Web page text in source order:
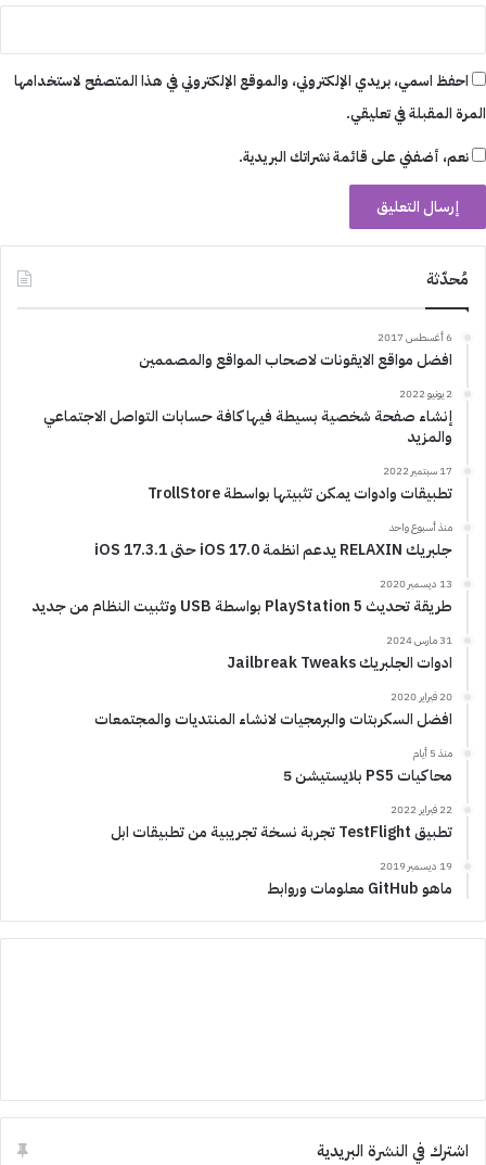
احفظ اسمي، بريدي الإلكتروني، والموقع الإلكتروني في هذا المتصفح لاستخدامها
المرة المقبلة في تعليقي.
نعم، أضفني على قائمة نشراتك البريدية.
مُحدّثة
6 أغسطس 2017
افضل مواقع الايقونات لاصحاب المواقع والمصممين
2 يونيو 2022
إنشاء صفحة شخصية بسيطة فيها كافة حسابات التواصل الاجتماعي
والمزيد
17 سبتمبر 2022
تطبيقات وادوات يمكن تثبيتها بواسطة TrollStore
منذ أسبوع واحد
جلبريك RELAXIN يدعم انظمة iOS 17.0 حتى iOS 17.3.1
13 ديسمبر 2020
طريقة تحديث PlayStation 5 بواسطة USB وتثبيت النظام من جديد
31 مارس 2024
ادوات الجلبريك Jailbreak Tweaks
20 فبراير 2020
افضل السكربتات والبرمجيات لانشاء المنتديات والمجتمعات
منذ 5 أيام
محاكيات PS5 بلايستيشن 5
22 فبراير 2022
تطبيق TestFlight تجربة نسخة تجريبية من تطبيقات ابل
19 ديسمبر 2019
ماهو GitHub معلومات وروابط
اشترك في النشرة البريدية